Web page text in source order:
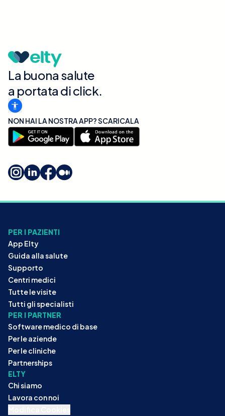
La buona salute
a portata di click.
NON HAI LA NOSTRA APP? SCARICALA
PER I PAZIENTI
App Elty
Guida alla salute
Supporto
Centri medici
Tutte le visite
Tutti gli specialisti
PER I PARTNER
Software medico di base
Per le aziende
Per le cliniche
Partnerships
ELTY
Chi siamo
Lavora con noi